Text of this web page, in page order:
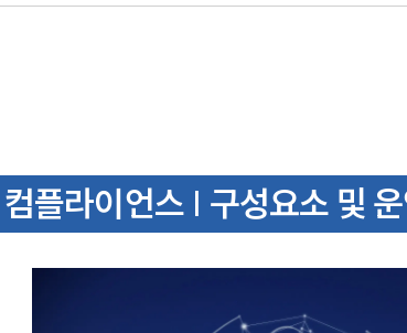
플라이언스 | 구성요소 및